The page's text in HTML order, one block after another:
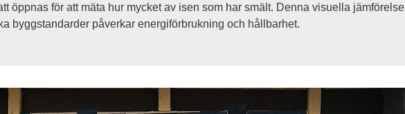
öppnas för att mäta hur mycket av isen som har smält. Denna visuella jämförelse
byggstandarder påverkar energiförbrukning och hållbarhet.